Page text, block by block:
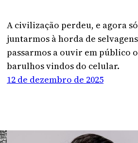
A civilização perdeu, e agora
juntarmos à horda de
passarmos a ouvir em público
barulhos vindos do celular.
12 de dezembro de 2025